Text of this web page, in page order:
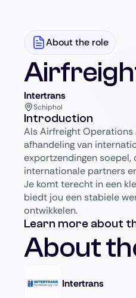
About the role
Intertrans
Schiphol
Introduction
Als Airfreight
afhandeling van
exportzendingen
internationale partners
Je komt terecht in een
biedt jou een stabiele
ontwikkelen.
Learn more about
About
Intertrans